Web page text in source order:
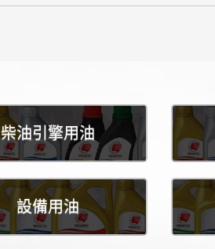
柴油引擎用油
設備用油